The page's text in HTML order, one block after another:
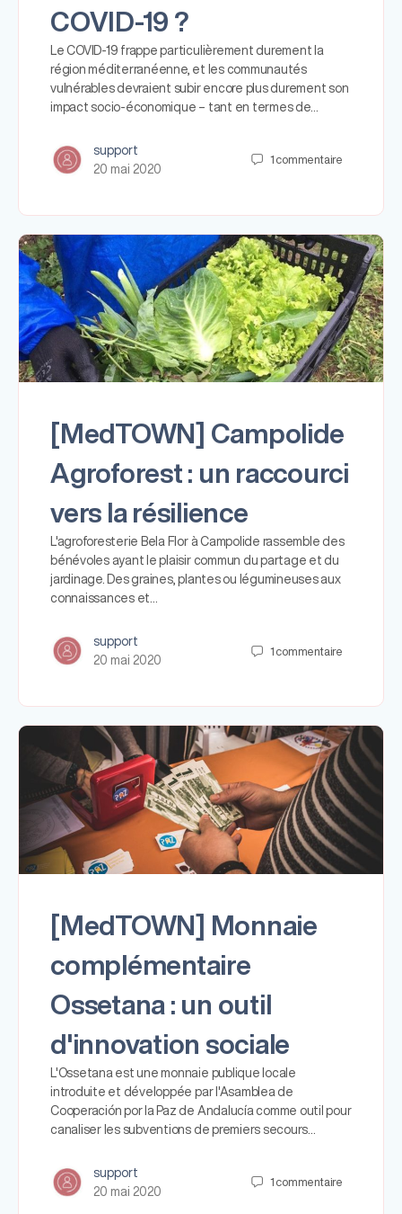
COVID-19 ?
Le COVID-19 frappe particulièrement durement la
région méditerranéenne, et les communautés
vulnérables devraient subir encore plus durement son
impact socio-économique – tant en termes de…
support
20 mai 2020
1 commentaire
[MedTOWN] Campolide
Agroforest : un raccourci
vers la résilience
L'agroforesterie Bela Flor à Campolide rassemble des
bénévoles ayant le plaisir commun du partage et du
jardinage. Des graines, plantes ou légumineuses aux
connaissances et…
support
20 mai 2020
1 commentaire
[MedTOWN] Monnaie
complémentaire
Ossetana : un outil
d'innovation sociale
L'Ossetana est une monnaie publique locale
introduite et développée par l'Asamblea de
Cooperación por la Paz de Andalucía comme outil pour
canaliser les subventions de premiers secours…
support
20 mai 2020
1 commentaire